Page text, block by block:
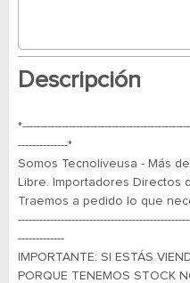
Descripción
--------------*
Somos Tecnoliveusa - Más
Libre. Importadores Directos
Traemos a pedido lo que
-------------
IMPORTANTE: SI ESTÁS
PORQUE TENEMOS STOCK